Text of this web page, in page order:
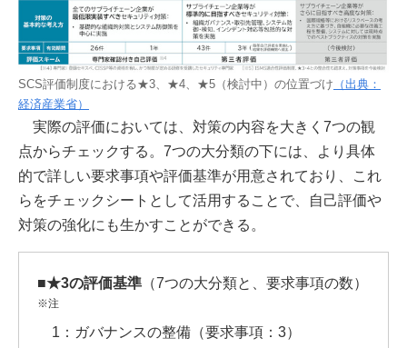
SCS評価制度における★3、★4、★5（検討中）の位置づけ （出典：
経済産業省）
実際の評価においては、対策の内容を大きく7つの観
点からチェックする。7つの大分類の下には、より具体
的で詳しい要求事項や評価基準が用意されており、これ
らをチェックシートとして活用することで、自己評価や
対策の強化にも生かすことができる。
■★3の評価基準 （7つの大分類と、要求事項の数）
※注
1：ガバナンスの整備（要求事項：3）